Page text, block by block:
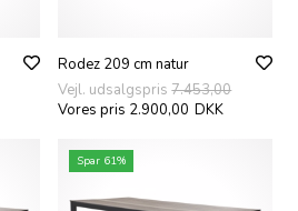
Rodez 209 cm natur
Vejl. udsalgspris7.453,00
Vores pris 2.900,00 DKK
Spar 61%